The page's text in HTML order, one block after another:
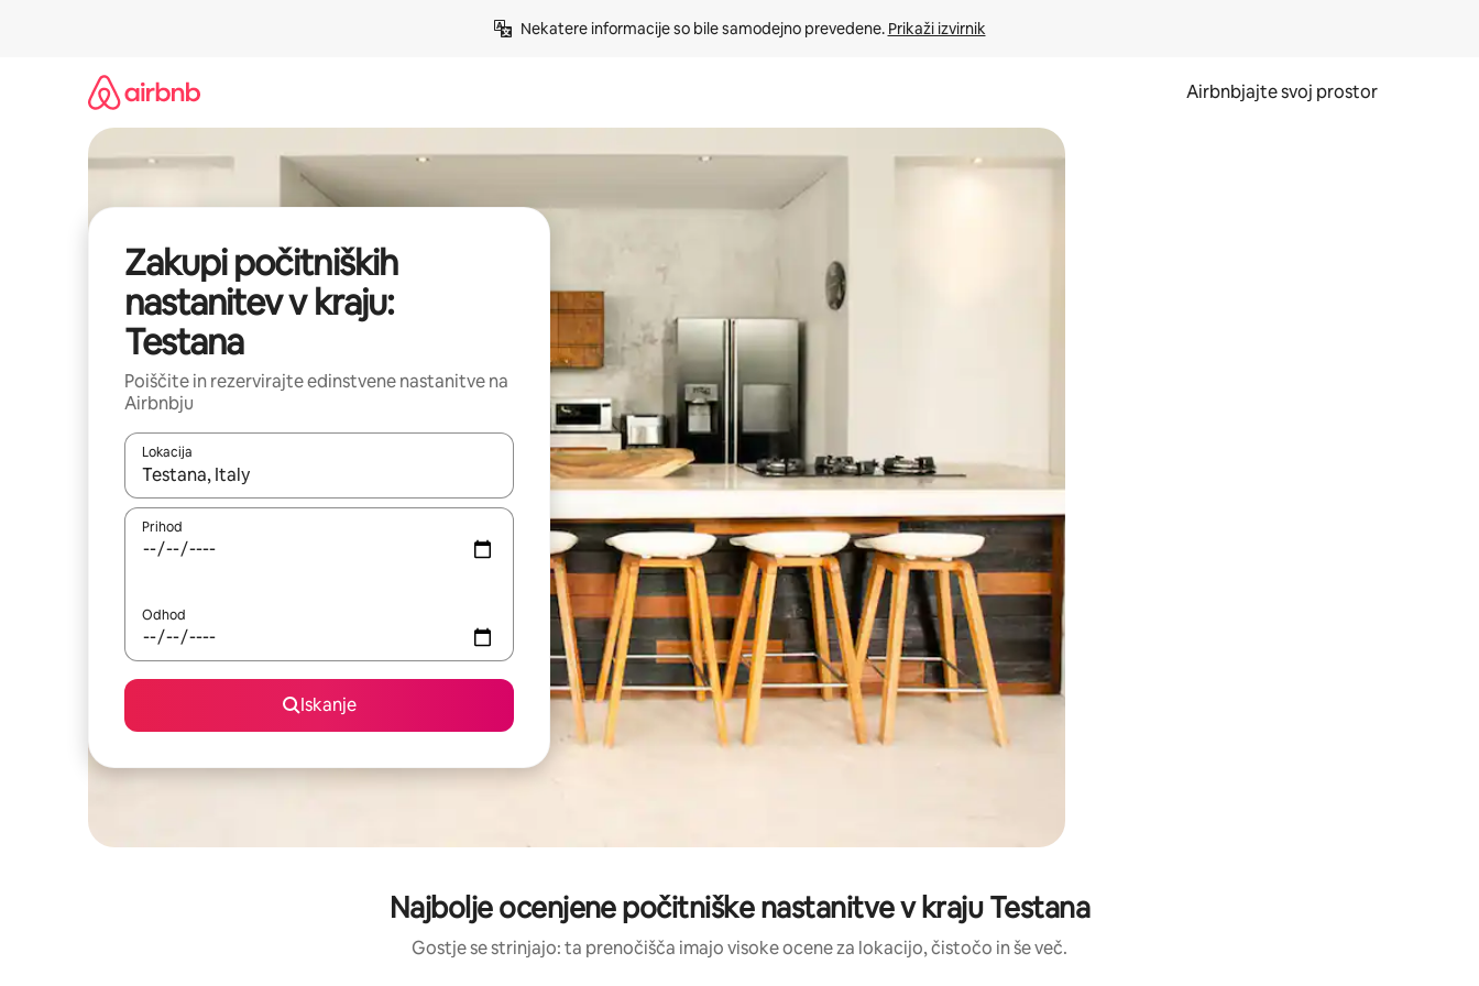
Nekatere informacije so bile samodejno prevedene. Prikaži izvirnik
Airbnbjajte svoj prostor
Zakupi počitniških
nastanitev v kraju:
Testana
Poiščite in rezervirajte edinstvene nastanitve na
Airbnbju
Lokacija
Ko so rezultati na voljo, krmarite s puščičnima tipkama gor in dol ali pa raziskujte z dotikom ali podrsljajem.
Prihod
Odhod
Iskanje
Najbolje ocenjene počitniške nastanitve v kraju Testana
Gostje se strinjajo: ta prenočišča imajo visoke ocene za lokacijo, čistočo in še več.